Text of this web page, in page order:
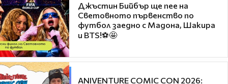
Джъстин Бийбър ще пее на
Световното първенство по
футбол заедно с Мадона, Шакира
и BTS!⚽🤩
ANIVENTURE COMIC CON 2026: